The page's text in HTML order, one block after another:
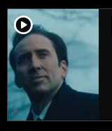
player2